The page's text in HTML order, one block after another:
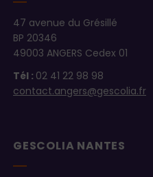
47 avenue du Grésillé
BP 20346
49003 ANGERS Cedex 01
Tél : 02 41 22 98 98
contact.angers@gescolia.fr
GESCOLIA NANTES